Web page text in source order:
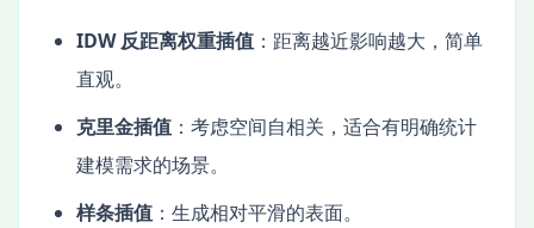
IDW 反距离权重插值 ：距离越近影响越大，简单
直观。
克里金插值 ：考虑空间自相关，适合有明确统计
建模需求的场景。
样条插值 ：生成相对平滑的表面。